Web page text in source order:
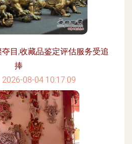
目,收藏品鉴定评估服务受追
捧
08-04 10:17:09